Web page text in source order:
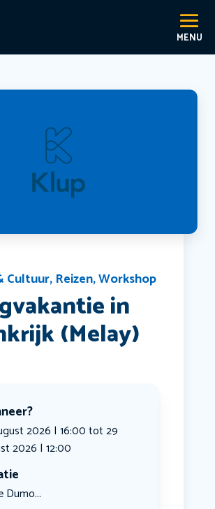
Cultuur, Reizen,Workshop
in
(Melay)
2026 | 16:00 tot 29
2026 | 12:00
Dumo...